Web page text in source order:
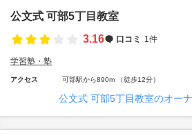
公文式 可部5丁目教室
3.16
口コミ 1件
学習塾・塾
アクセス 可部駅から890m （徒歩12分）
公文式 可部5丁目教室のオー